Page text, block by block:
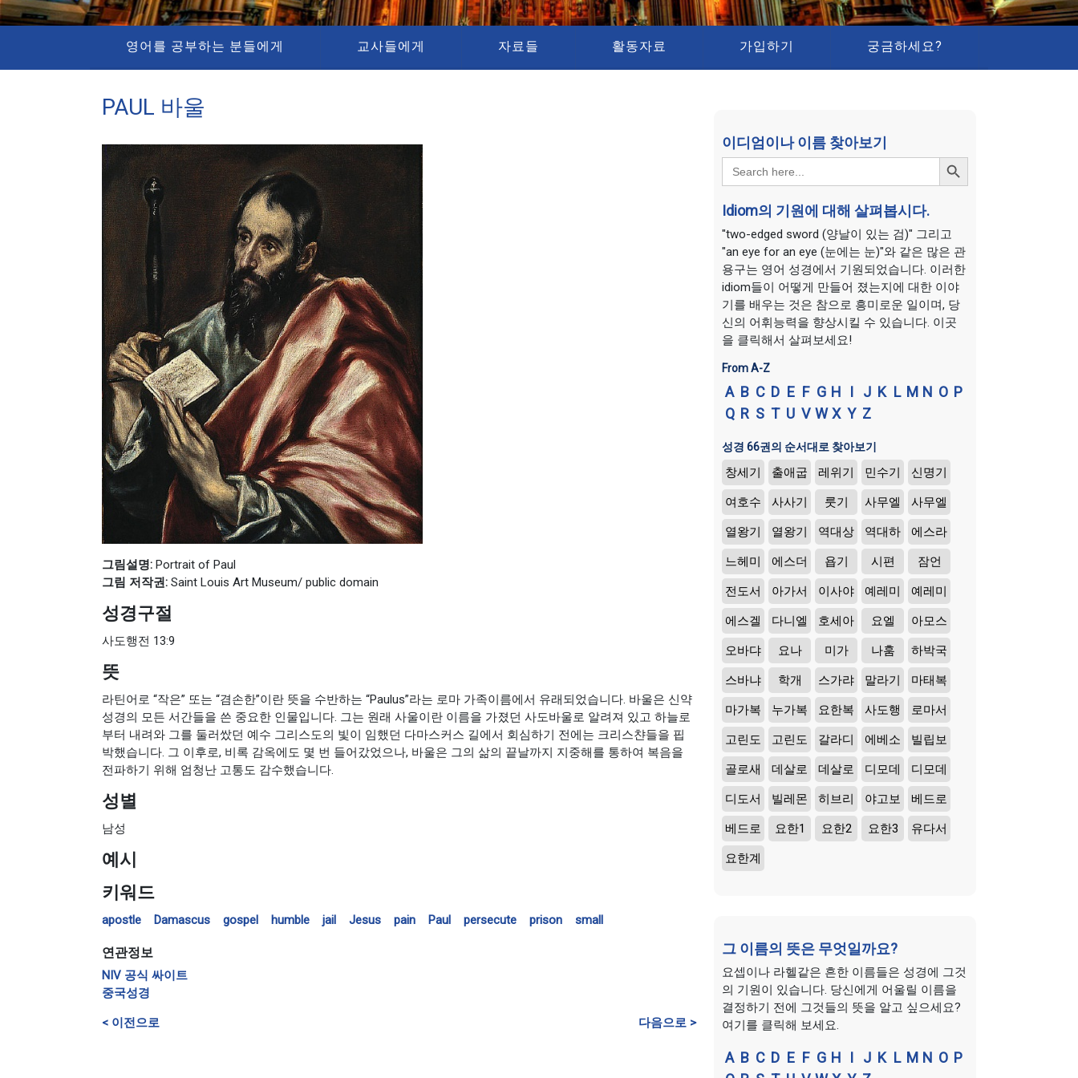
영어를 공부하는 분들에게 교사들에게 자료들 활동자료 가입하기 궁금하세요?
PAUL 바울
그림설명: Portrait of Paul
그림 저작권: Saint Louis Art Museum/ public domain
성경구절
사도행전 13:9
뜻
라틴어로 “작은” 또는 “겸손한”이란 뜻을 수반하는 “Paulus”라는 로마 가족이름에서 유래되었습니다. 바울은 신약
성경의 모든 서간들을 쓴 중요한 인물입니다. 그는 원래 사울이란 이름을 가졌던 사도바울로 알려져 있고 하늘로
부터 내려와 그를 둘러쌌던 예수 그리스도의 빛이 임했던 다마스커스 길에서 회심하기 전에는 크리스챤들을 핍
박했습니다. 그 이후로, 비록 감옥에도 몇 번 들어갔었으나, 바울은 그의 삶의 끝날까지 지중해를 통하여 복음을
전파하기 위해 엄청난 고통도 감수했습니다.
성별
남성
예시
키워드
apostle Damascus gospel humble jail Jesus pain Paul persecute prison small
연관정보
NIV 공식 싸이트
중국성경
< 이전으로 다음으로 >
이디엄이나 이름 찾아보기
Search
for:
Search Button
Idiom의 기원에 대해 살펴봅시다.
"two-edged sword (양날이 있는 검)" 그리고
"an eye for an eye (눈에는 눈)"와 같은 많은 관
용구는 영어 성경에서 기원되었습니다. 이러한
idiom들이 어떻게 만들어 졌는지에 대한 이야
기를 배우는 것은 참으로 흥미로운 일이며, 당
신의 어휘능력을 향상시킬 수 있습니다. 이곳
을 클릭해서 살펴보세요!
From A-Z
A B C D E F G H I J K L M N O P
Q R S T U V W X Y Z
성경 66권의 순서대로 찾아보기
창세기 출애굽 레위기 민수기 신명기
여호수 사사기 룻기 사무엘 사무엘
열왕기 열왕기 역대상 역대하 에스라
느헤미 에스더 욥기 시편 잠언
전도서 아가서 이사야 예레미 예레미
에스겔 다니엘 호세아 요엘 아모스
오바댜 요나 미가 나훔 하박국
스바냐 학개 스가랴 말라기 마태복
마가복 누가복 요한복 사도행 로마서
고린도 고린도 갈라디 에베소 빌립보
골로새 데살로 데살로 디모데 디모데
디도서 빌레몬 히브리 야고보 베드로
베드로 요한1 요한2 요한3 유다서
요한계
그 이름의 뜻은 무엇일까요?
요셉이나 라헬같은 흔한 이름들은 성경에 그것
의 기원이 있습니다. 당신에게 어울릴 이름을
결정하기 전에 그것들의 뜻을 알고 싶으세요?
여기를 클릭해 보세요.
A B C D E F G H I J K L M N O P